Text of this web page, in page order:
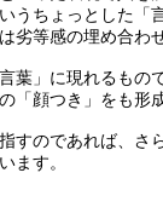
うちょっとした「
劣等感の埋め合わ
葉」に現れるもの
「顔つき」をも形
すのであれば、
ます。